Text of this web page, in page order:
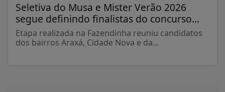
Seletiva do Musa e Mister Verão 2026
segue definindo finalistas do concurso...
Etapa realizada na Fazendinha reuniu candidatos
dos bairros Araxá, Cidade Nova e da...